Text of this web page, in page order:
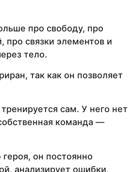
про свободу, про
про связки элементов и
тело.
так как он позволяет
сам. У него нет
команда —
он постоянно
анализирует ошибки,